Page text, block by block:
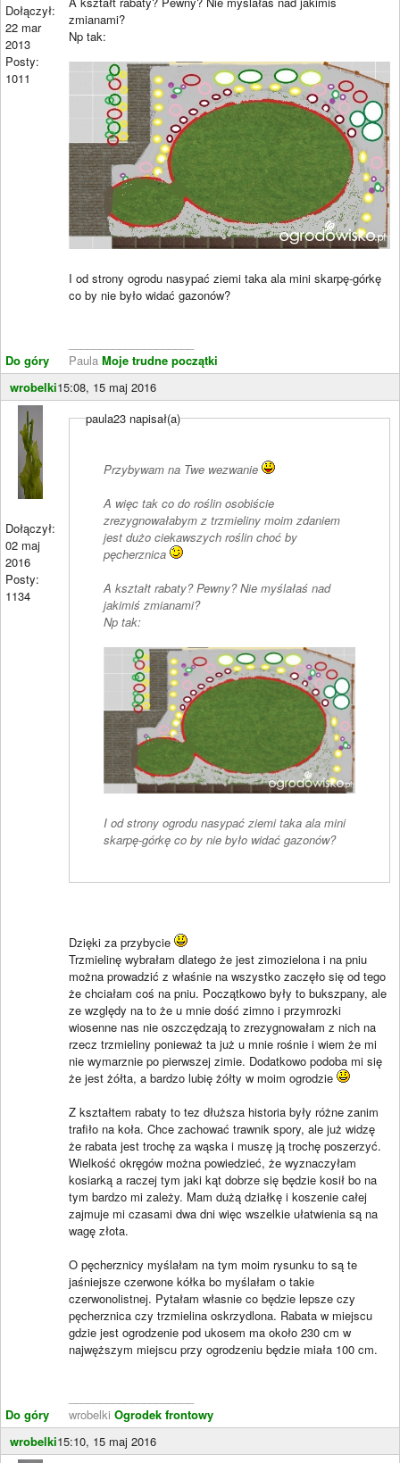
Dołączył:
22 mar
2013
Posty:
1011
Do góry
zmianami?
Np tak:
I od strony ogrodu nasypać ziemi taka ala mini skarpę-górkę
co by nie było widać gazonów?
Paula Moje trudne początki
wrobelki15:08, 15 maj 2016
Dołączył:
02 maj
2016
Posty:
1134
Do góry
paula23 napisał(a)
Przybywam na Twe wezwanie
A więc tak co do roślin osobiście
zrezygnowałabym z trzmieliny moim zdaniem
jest dużo ciekawszych roślin choć by
pęcherznica
A kształt rabaty? Pewny? Nie myślałaś nad
jakimiś zmianami?
Np tak:
I od strony ogrodu nasypać ziemi taka ala mini
skarpę-górkę co by nie było widać gazonów?
Dzięki za przybycie
Trzmielinę wybrałam dlatego że jest zimozielona i na pniu
można prowadzić z właśnie na wszystko zaczęło się od tego
że chciałam coś na pniu. Początkowo były to bukszpany, ale
ze względy na to że u mnie dość zimno i przymrozki
wiosenne nas nie oszczędzają to zrezygnowałam z nich na
rzecz trzmieliny ponieważ ta już u mnie rośnie i wiem że mi
nie wymarznie po pierwszej zimie. Dodatkowo podoba mi się
że jest żółta, a bardzo lubię żółty w moim ogrodzie
Z kształtem rabaty to tez dłuższa historia były różne zanim
trafiło na koła. Chce zachować trawnik spory, ale już widzę
że rabata jest trochę za wąska i muszę ją trochę poszerzyć.
Wielkość okręgów można powiedzieć, że wyznaczyłam
kosiarką a raczej tym jaki kąt dobrze się będzie kosił bo na
tym bardzo mi zależy. Mam dużą działkę i koszenie całej
zajmuje mi czasami dwa dni więc wszelkie ułatwienia są na
wagę złota.
O pęcherznicy myślałam na tym moim rysunku to są te
jaśniejsze czerwone kółka bo myślałam o takie
czerwonolistnej. Pytałam własnie co będzie lepsze czy
pęcherznica czy trzmielina oskrzydlona. Rabata w miejscu
gdzie jest ogrodzenie pod ukosem ma około 230 cm w
najwęższym miejscu przy ogrodzeniu będzie miała 100 cm.
wrobelki Ogrodek frontowy
wrobelki15:10, 15 maj 2016